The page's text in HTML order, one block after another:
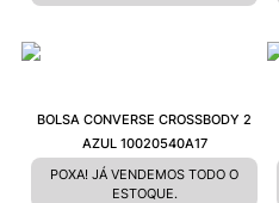
BOLSA CONVERSE CROSSBODY 2
AZUL 10020540A17
POXA! JÁ VENDEMOS TODO O
ESTOQUE.